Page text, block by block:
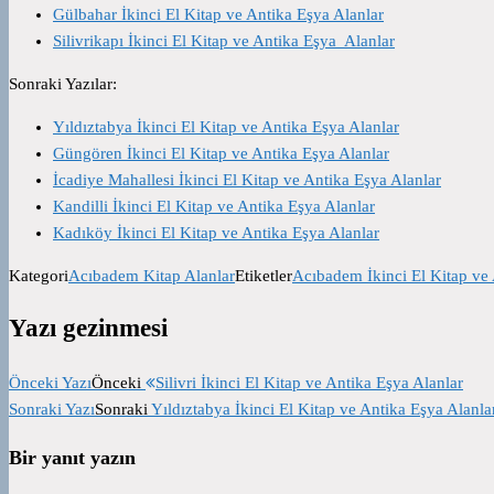
Gülbahar İkinci El Kitap ve Antika Eşya Alanlar
Silivrikapı İkinci El Kitap ve Antika Eşya Alanlar
Sonraki Yazılar:
Yıldıztabya İkinci El Kitap ve Antika Eşya Alanlar
Güngören İkinci El Kitap ve Antika Eşya Alanlar
İcadiye Mahallesi İkinci El Kitap ve Antika Eşya Alanlar
Kandilli İkinci El Kitap ve Antika Eşya Alanlar
Kadıköy İkinci El Kitap ve Antika Eşya Alanlar
KategoriAcıbadem Kitap AlanlarEtiketlerAcıbadem İkinci El Kitap
Yazı gezinmesi
Önceki YazıÖnceki
Silivri İkinci El Kitap ve Antika Eşya Alanlar
Sonraki YazıSonraki Yıldıztabya İkinci El Kitap ve Antika Eşya
Bir yanıt yazın